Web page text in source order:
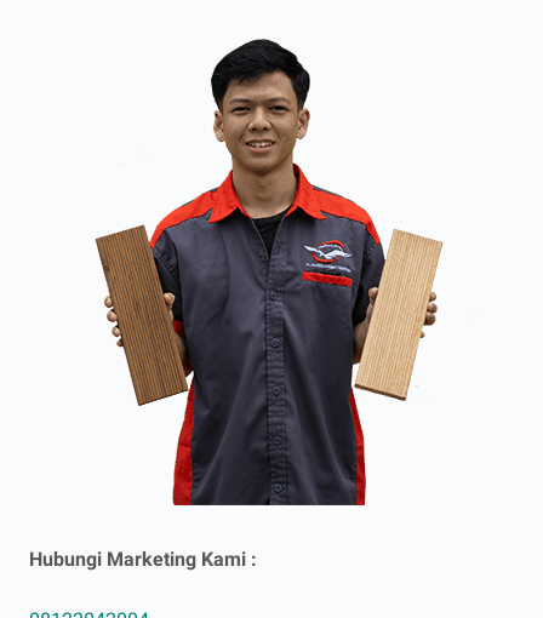
Hubungi Marketing Kami :